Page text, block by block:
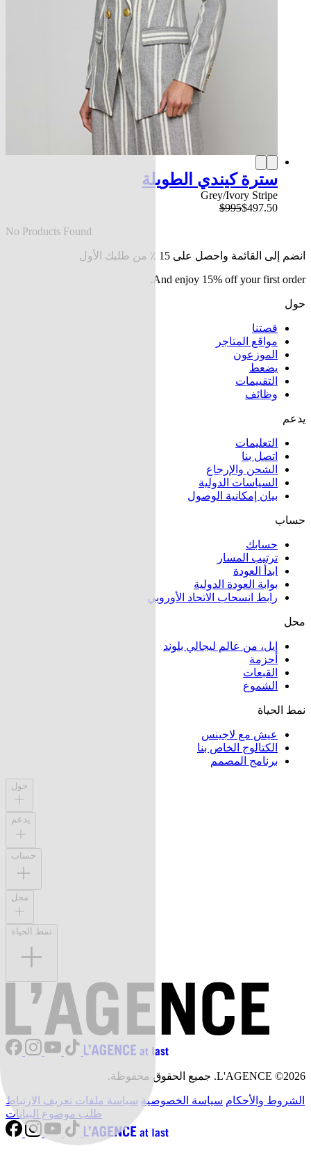
سترة كيندي الطويلة
Grey/Ivory Stripe
$995$497.50
No Products Found
انضم إلى القائمة واحصل على 15 ٪ من طلبك الأول
And enjoy 15% off your first order.
حول
قصتنا
مواقع المتاجر
الموزعون
يضعط
التقييمات
وظائف
يدعم
التعليمات
اتصل بنا
الشحن والإرجاع
السياسات الدولية
بيان إمكانية الوصول
حساب
حسابك
ترتيب المسار
ابدأ العودة
بوابة العودة الدولية
رابط انسحاب الاتحاد الأوروبي
محل
إيل، من عالم ليجالي بلوند
أحزمة
القبعات
الشموع
نمط الحياة
عيش مع لاجينس
الكتالوج الخاص بنا
برنامج المصمم
حول
يدعم
حساب
محل
نمط الحياة
L'AGENCE ©2026. جميع الحقوق محفوظة.
الشروط والأحكام سياسة الخصوصية سياسة ملفات تعريف الارتباط
طلب موضوع البيانات